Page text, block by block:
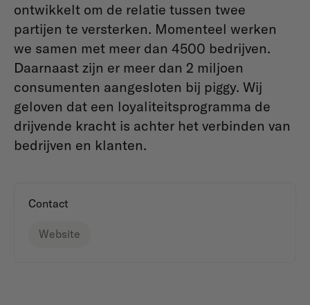
ontwikkelt om de relatie tussen twee
partijen te versterken. Momenteel werken
we samen met meer dan 4500 bedrijven.
Daarnaast zijn er meer dan 2 miljoen
consumenten aangesloten bij piggy. Wij
geloven dat een loyaliteitsprogramma de
drijvende kracht is achter het verbinden van
bedrijven en klanten.
Contact
Website